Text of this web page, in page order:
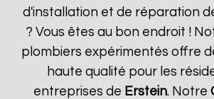
d'installation et de réparation
? Vous êtes au bon endroit !
plombiers expérimentés offre
haute qualité pour les
entreprises de Erstein. Notre